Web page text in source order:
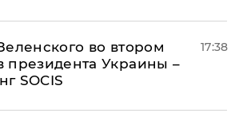
во втором
президента Украины –
SOCIS
17:38